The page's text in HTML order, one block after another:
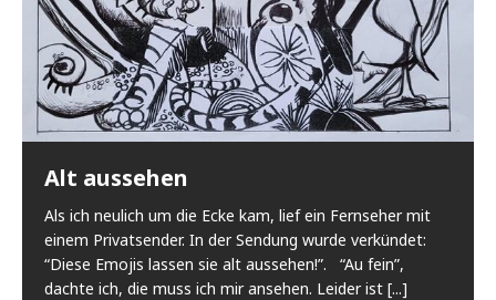
Alt aussehen
Als ich neulich um die Ecke kam, lief ein Fernseher mit
einem Privatsender. In der Sendung wurde verkündet:
“Diese Emojis lassen sie alt aussehen!”. “Au fein”,
dachte ich, die muss ich mir ansehen. Leider ist [...]